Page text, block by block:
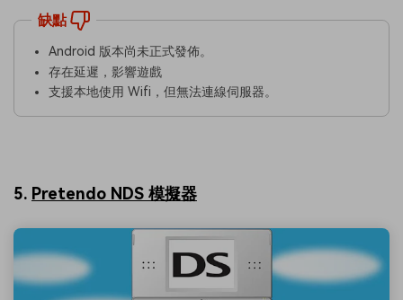
缺點
Android 版本尚未正式發佈。
存在延遲，影響遊戲
支援本地使用 Wifi，但無法連線伺服器。
5. Pretendo NDS 模擬器